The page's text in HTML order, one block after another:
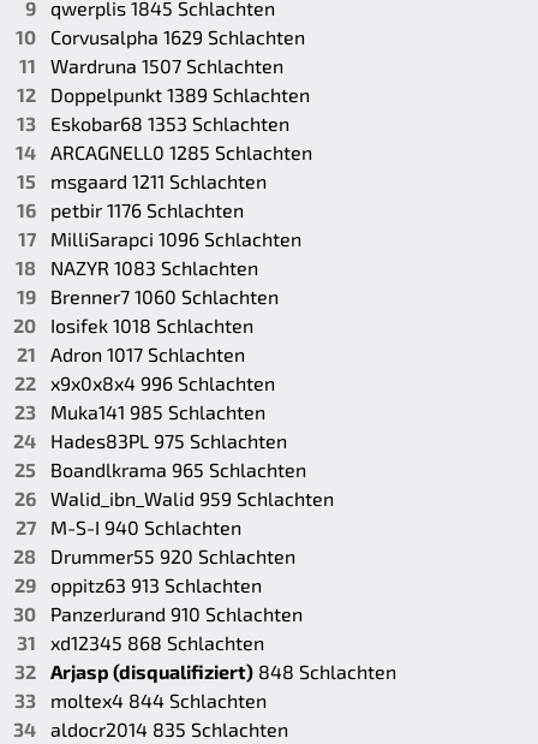
qwerplis 1845 Schlachten
Corvusalpha 1629 Schlachten
Wardruna 1507 Schlachten
Doppelpunkt 1389 Schlachten
Eskobar68 1353 Schlachten
ARCAGNELL0 1285 Schlachten
msgaard 1211 Schlachten
petbir 1176 Schlachten
MilliSarapci 1096 Schlachten
NAZYR 1083 Schlachten
Brenner7 1060 Schlachten
Iosifek 1018 Schlachten
Adron 1017 Schlachten
x9x0x8x4 996 Schlachten
Muka141 985 Schlachten
Hades83PL 975 Schlachten
Boandlkrama 965 Schlachten
Walid_ibn_Walid 959 Schlachten
M-S-I 940 Schlachten
Drummer55 920 Schlachten
oppitz63 913 Schlachten
PanzerJurand 910 Schlachten
xd12345 868 Schlachten
Arjasp (disqualifiziert) 848 Schlachten
moltex4 844 Schlachten
aldocr2014 835 Schlachten